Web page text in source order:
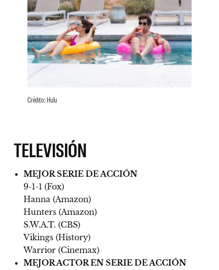
Crédito: Hulu
TELEVISIÓN
MEJOR SERIE DE ACCIÓN
9-1-1 (Fox)
Hanna (Amazon)
Hunters (Amazon)
S.W.A.T. (CBS)
Vikings (History)
Warrior (Cinemax)
MEJOR ACTOR EN SERIE DE ACCIÓN